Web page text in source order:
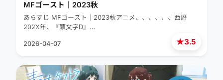
★3.5
MFゴースト｜2023秋
あらすじ MFゴースト｜2023秋アニメ、、、、、、西暦
202X年、『頭文字D』…
2026-04-07